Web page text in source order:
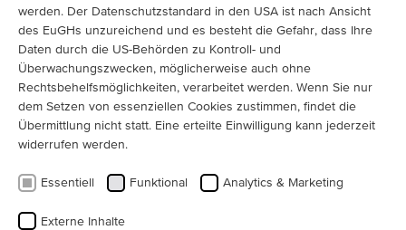
Ein Kunde aus dem maritimen On- und Offshore-Bereich
meldete den kurzfristigen Ausfall eines
Pumpenantriebsmotors an Bord eines in Brasilien
eingesetzten Schiffes. Zur Sicherstellung der
Anlagenverfügbarkeit lieferte Menzel UK einen
leistungsstarken Elektromotor, der kurzfristig an den
beschleunigte Abwicklung sowie die vollständige ABS-
Zertifizierung für den Marineeinsatz konnte die
werden. Der Datenschutzstandard in den USA ist nach Ansicht
des EuGHs unzureichend und es besteht die Gefahr, dass Ihre
Daten durch die US-Behörden zu Kontroll- und
Überwachungszwecken, möglicherweise auch ohne
Rechtsbehelfsmöglichkeiten, verarbeitet werden. Wenn Sie nur
dem Setzen von essenziellen Cookies zustimmen, findet die
Übermittlung nicht statt. Eine erteilte Einwilligung kann jederzeit
widerrufen werden.
Essentiell Funktional Analytics & Marketing
Externe Inhalte